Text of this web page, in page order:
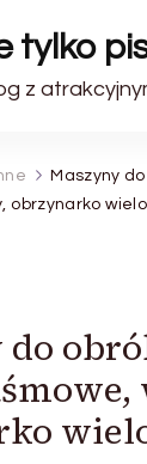
tylko
z
Maszyny
obrzynarko
do